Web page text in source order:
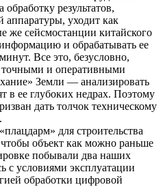
результатов,
уходит как
сейсмостанции китайского
и обрабатывать ее
Все это, безусловно,
точными и оперативными
Земли — анализировать
в ее глубоких недрах. Поэтому
дать толчок техническому
для строительства
объект как можно раньше
побывали два наших
с условиями эксплуатации
обработки цифровой